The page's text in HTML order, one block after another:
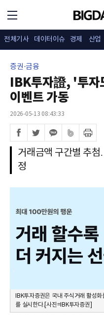
전체기사 데이터이슈 경제 산업
증권·금융
IBK투자證, '투자
이벤트 가동
2026-05-13 08:43:33
거래금액 구간별 추
정
IBK투자증권은 국내 주식거래 활성
를 실시한다.[사진=IBK투자증권]